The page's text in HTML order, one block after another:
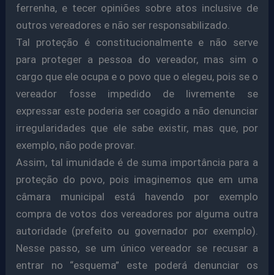
ferrenha, e tecer opiniões sobre atos inclusive de
outros vereadores e não ser responsabilizado.
Tal proteção é constitucionalmente e não serve
para proteger a pessoa do vereador, mas sim o
cargo que ele ocupa e o povo que o elegeu, pois se o
vereador fosse impedido de livremente se
expressar este poderia ser coagido a não denunciar
irregularidades que ele sabe existir, mas que, por
exemplo, não pode provar.
Assim, tal imunidade é de suma importância para a
proteção do povo, pois imaginemos que em uma
câmara municipal está havendo por exemplo
compra de votos dos vereadores por alguma outra
autoridade (prefeito ou governador por exemplo).
Nesse passo, se um único vereador se recusar a
entrar no “esquema” este poderá denunciar os